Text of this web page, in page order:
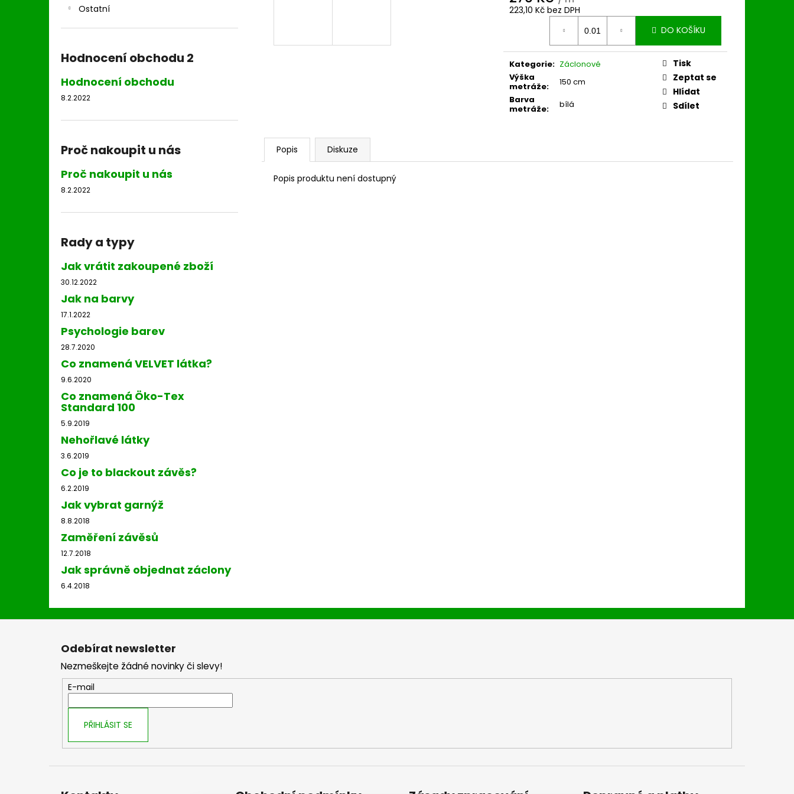
Ostatní
Hodnocení obchodu 2
Hodnocení obchodu
8.2.2022
Proč nakoupit u nás
Proč nakoupit u nás
8.2.2022
Rady a typy
Jak vrátit zakoupené zboží
30.12.2022
Jak na barvy
17.1.2022
Psychologie barev
28.7.2020
Co znamená VELVET látka?
9.6.2020
Co znamená Öko-Tex
Standard 100
5.9.2019
Nehořlavé látky
3.6.2019
Co je to blackout závěs?
6.2.2019
Jak vybrat garnýž
8.8.2018
Zaměření závěsů
12.7.2018
Jak správně objednat záclony
6.4.2018
223,10 Kč bez DPH
DO KOŠÍKU
Kategorie: Záclonové
Výška
metráže:
150 cm
Barva
metráže: bílá
Tisk
Zeptat se
Hlídat
Sdílet
Popis Diskuze
Popis produktu není dostupný
Z
Odebírat newsletter
Nezmeškejte žádné novinky či slevy!
E-mail
PŘIHLÁSIT SE